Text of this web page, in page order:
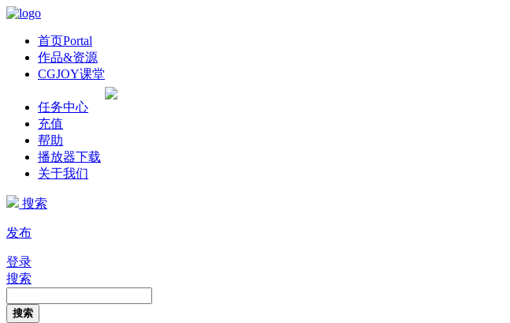
首页Portal
作品&资源
CGJOY课堂
任务中心
充值
帮助
播放器下载
关于我们
搜索
发布
登录
搜索
搜索